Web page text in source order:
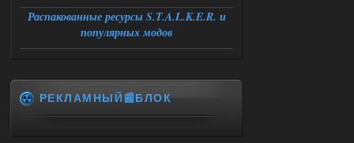
Доступно только для пользователей
Universal Teleport v2.0
12:21
DEDULYA-1967
Распакованные ресурсы S.T.A.L.K.E.R. и
популярных модов
РЕКЛАМНЫЙ📰БЛОК